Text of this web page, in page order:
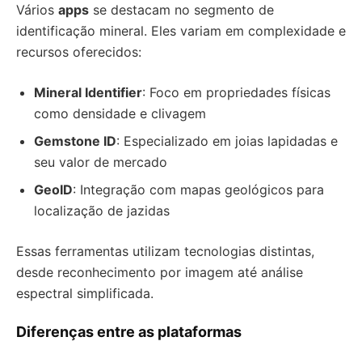
Vários apps se destacam no segmento de
identificação mineral. Eles variam em complexidade e
recursos oferecidos:
Mineral Identifier: Foco em propriedades físicas
como densidade e clivagem
Gemstone ID: Especializado em joias lapidadas e
seu valor de mercado
GeoID: Integração com mapas geológicos para
localização de jazidas
Essas ferramentas utilizam tecnologias distintas,
desde reconhecimento por imagem até análise
espectral simplificada.
Diferenças entre as plataformas